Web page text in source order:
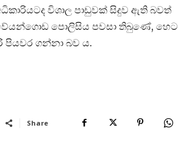
විශාල පාඩුවක් සිදුව ඇති බවත්
පොලිසිය පවසා තිබුණේ, හෙට
පියවර ගන්නා බව ය.
Share